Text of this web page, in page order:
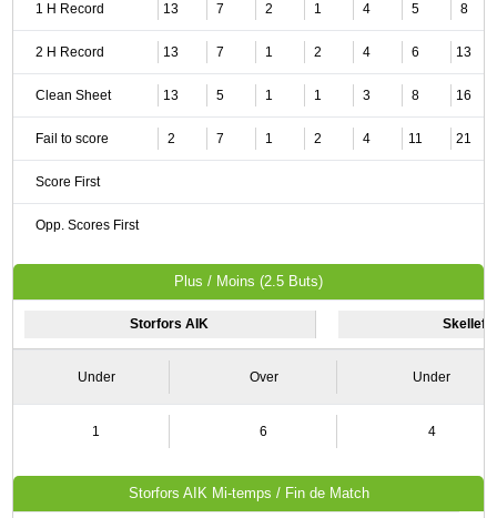
1 H Record 13 7 2 1 4 5 8
2 H Record 13 7 1 2 4 6 13
Clean Sheet 13 5 1 1 3 8 16
Fail to score 2 7 1 2 4 11 21
Score First
Opp. Scores First
Plus / Moins (2.5 Buts)
Storfors AIK
Under Over Under
1 6 4
Storfors AIK Mi-temps / Fin de Match